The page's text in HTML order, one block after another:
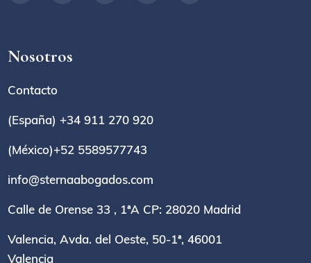
Nosotros
Contacto
(España) +34 911 270 920
(México)+52 5589577743
info@sternaabogados.com
Calle de Orense 33 , 1ªA CP: 28020 Madrid
Valencia, Avda. del Oeste, 50-1ª, 46001
Valencia